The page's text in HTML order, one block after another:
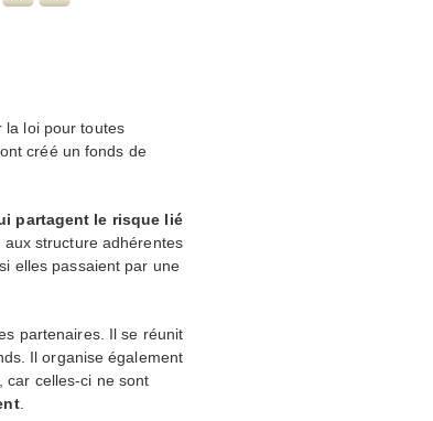
la loi pour toutes
créé un fonds de
partagent le risque lié
aux structure adhérentes
elles passaient par une
partenaires. Il se réunit
Il organise également
car celles-ci ne sont
.